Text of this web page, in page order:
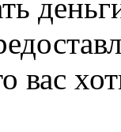
вас